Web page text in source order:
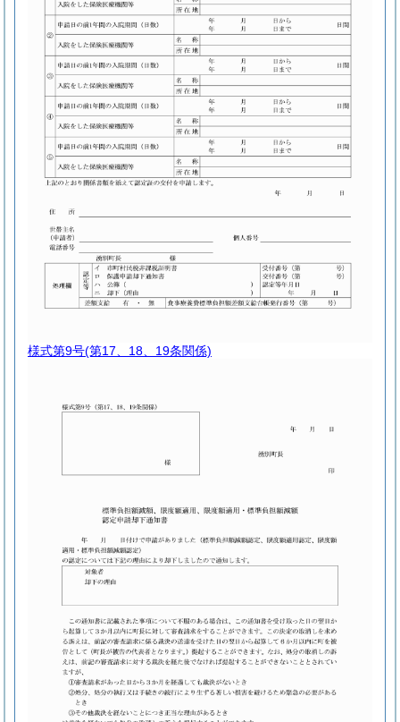
様式第9号(第17、18、19条関係)